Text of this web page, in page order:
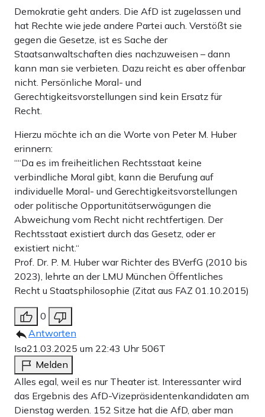
Demokratie geht anders. Die AfD ist zugelassen und
hat Rechte wie jede andere Partei auch. Verstößt sie
gegen die Gesetze, ist es Sache der
Staatsanwaltschaften dies nachzuweisen – dann
kann man sie verbieten. Dazu reicht es aber offenbar
nicht. Persönliche Moral- und
Gerechtigkeitsvorstellungen sind kein Ersatz für
Recht.
Hierzu möchte ich an die Worte von Peter M. Huber
erinnern:
““Da es im freiheitlichen Rechtsstaat keine
verbindliche Moral gibt, kann die Berufung auf
individuelle Moral- und Gerechtigkeitsvorstellungen
oder politische Opportunitätserwägungen die
Abweichung vom Recht nicht rechtfertigen. Der
Rechtsstaat existiert durch das Gesetz, oder er
existiert nicht.“
Prof. Dr. P. M. Huber war Richter des BVerfG (2010 bis
2023), lehrte an der LMU München Öffentliches
Recht u Staatsphilosophie (Zitat aus FAZ 01.10.2015)
0
Antworten
Isa21.03.2025 um 22:43 Uhr 506T
Melden
Alles egal, weil es nur Theater ist. Interessanter wird
das Ergebnis des AfD-Vizepräsidentenkandidaten am
Dienstag werden. 152 Sitze hat die AfD, aber man